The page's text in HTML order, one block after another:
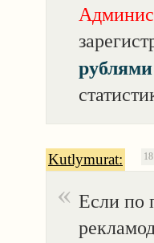
рублями
Kutlymurat:
Если по